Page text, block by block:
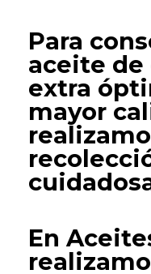
Para
aceite de
extra
mayor
En